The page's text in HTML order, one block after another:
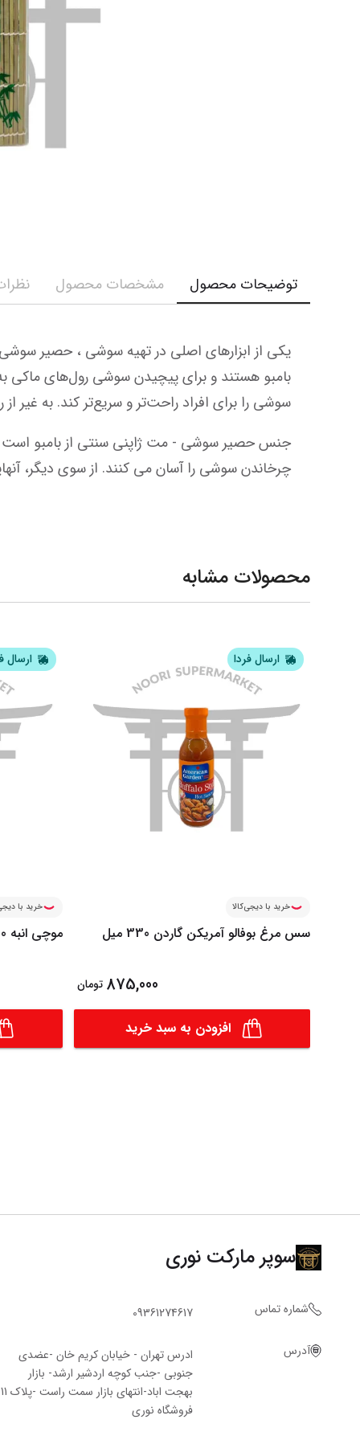
توضیحات محصول مشخصات محصول
یکی از ابزارهای اصلی در تهیه سوشی
سوشی را برای افراد راحت‌تر و سریع‌تر کند. به غیر از رول سوشی، ماکی سو نیز برای تکمیل شکل سایر غذاهای ژاپنی مانند املت های رولی (تاماگو-یاکی) استفاده می شود.
جنس حصیر سوشی - مت ژاپنی سنتی از بامبو
چرخاندن سوشی را آسان می کنند. از سوی دیگر،
محصولات مشابه
ارسال فردا
خرید با دیجی‌کالا
سس مرغ بوفالو آمریکن گاردن 330 میل
875,000 تومان
افزودن به سبد خرید
ارسال
خرید با
موچی انبه 200 گرم 8 عددی
سوپر مارکت نوری
شماره تماس 09361274617
آدرس
ادرس تهران - خیابان کریم خان -عضدی
جنوبی -جنب کوچه اردشیر ارشد- بازار
بهجت اباد-انتهای بازار سمت راست -پلاک 11
فروشگاه‌ نوری